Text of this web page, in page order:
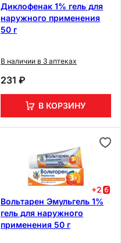
Диклофенак 1% гель для
наружного применения
50 г
В наличии в 3 аптеках
231 ₽
В КОРЗИНУ
+2
Вольтарен Эмульгель 1%
гель для наружного
применения 50 г